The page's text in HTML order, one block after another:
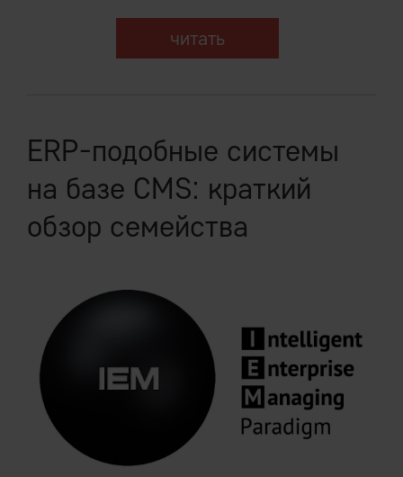
читать
ERP-подобные системы
на базе CMS: краткий
обзор семейства